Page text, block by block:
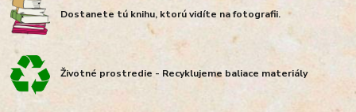
Dostanete tú knihu, ktorú vidíte na fotografii.
Životné prostredie - Recyklujeme baliace materiály